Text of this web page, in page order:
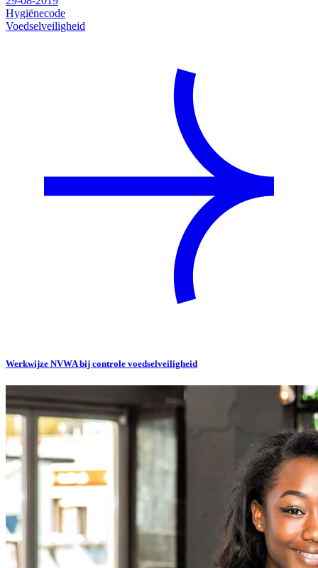
Hygiënecode
Voedselveiligheid
Werkwijze NVWA bij controle voedselveiligheid